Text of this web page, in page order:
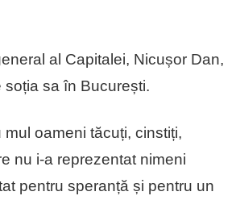
al Capitalei, Nicușor Dan,
soția sa în București.
mul oameni tăcuți, cinstiți,
nu i-a reprezentat nimeni
pentru speranță și pentru un